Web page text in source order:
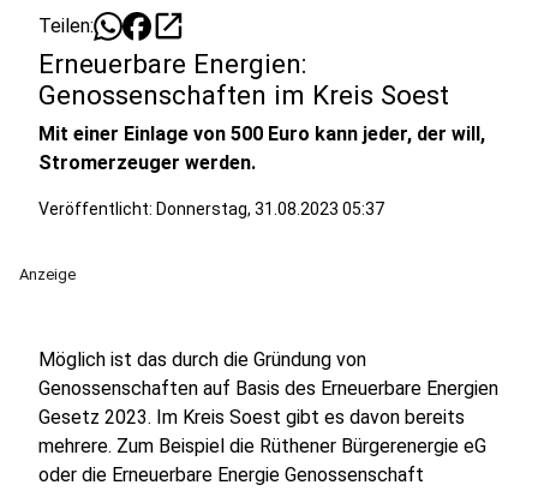
Teilen: open_in_new
Erneuerbare Energien:
Genossenschaften im Kreis Soest
Mit einer Einlage von 500 Euro kann jeder, der will,
Stromerzeuger werden.
Veröffentlicht: Donnerstag, 31.08.2023 05:37
Anzeige
Möglich ist das durch die Gründung von
Genossenschaften auf Basis des Erneuerbare Energien
Gesetz 2023. Im Kreis Soest gibt es davon bereits
mehrere. Zum Beispiel die Rüthener Bürgerenergie eG
oder die Erneuerbare Energie Genossenschaft